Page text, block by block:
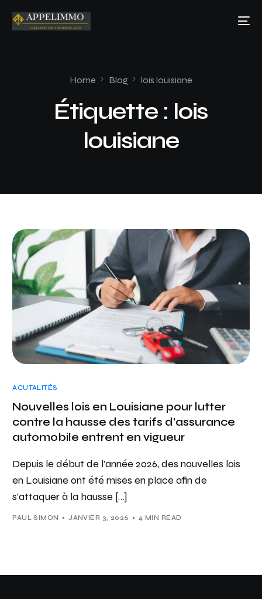
Home Blog lois louisiane
Étiquette : lois
louisiane
ACUTALITÉS
Nouvelles lois en Louisiane pour lutter
contre la hausse des tarifs d’assurance
automobile entrent en vigueur
Depuis le début de l’année 2026, des nouvelles lois
en Louisiane ont été mises en place afin de
s’attaquer à la hausse […]
PAUL SIMON JANVIER 3, 2026 4 MIN READ